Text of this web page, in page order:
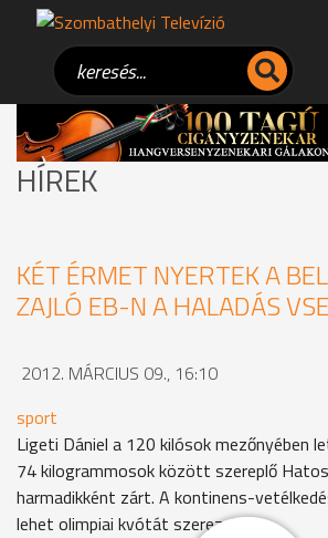
HÍREK
KÉT ÉRMET NYERTEK A
ZAJLÓ EB-N A HALADÁS
2012. MÁRCIUS 09., 16:10
sport
Ligeti Dániel a 120 kilósok mezőnyében
74 kilogrammosok között szereplő
harmadikként zárt. A kontinens-
lehet olimpiai kvótát szerezni.